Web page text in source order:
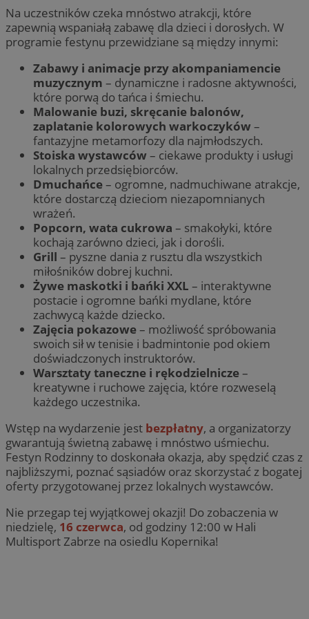
Na uczestników czeka mnóstwo atrakcji, które
zapewnią wspaniałą zabawę dla dzieci i dorosłych. W
programie festynu przewidziane są między innymi:
Zabawy i animacje przy akompaniamencie
muzycznym – dynamiczne i radosne aktywności,
które porwą do tańca i śmiechu.
Malowanie buzi, skręcanie balonów,
zaplatanie kolorowych warkoczyków –
fantazyjne metamorfozy dla najmłodszych.
Stoiska wystawców – ciekawe produkty i usługi
lokalnych przedsiębiorców.
Dmuchańce– ogromne, nadmuchiwane atrakcje,
które dostarczą dzieciom niezapomnianych
wrażeń.
Popcorn, wata cukrowa – smakołyki, które
kochają zarówno dzieci, jak i dorośli.
Grill – pyszne dania z rusztu dla wszystkich
miłośników dobrej kuchni.
Żywe maskotki i bańki XXL – interaktywne
postacie i ogromne bańki mydlane, które
zachwycą każde dziecko.
Zajęcia pokazowe– możliwość spróbowania
swoich sił w tenisie i badmintonie pod okiem
doświadczonych instruktorów.
Warsztaty taneczne i rękodzielnicze–
kreatywne i ruchowe zajęcia, które rozweselą
każdego uczestnika.
Wstęp na wydarzenie jest bezpłatny, a organizatorzy
gwarantują świetną zabawę i mnóstwo uśmiechu.
Festyn Rodzinny to doskonała okazja, aby spędzić czas z
najbliższymi, poznać sąsiadów oraz skorzystać z bogatej
oferty przygotowanej przez lokalnych wystawców.
Nie przegap tej wyjątkowej okazji! Do zobaczenia w
niedzielę, 16 czerwca, od godziny 12:00 w Hali
Multisport Zabrze na osiedlu Kopernika!